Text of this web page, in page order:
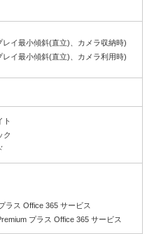
イ最小傾斜(直立)、カメラ収納時)
イ最小傾斜(直立)、カメラ利用時)
ト
ク
ラス Office 365 サービス
プラス Office 365 サービス